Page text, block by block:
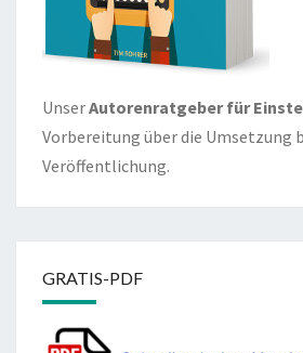
UnserAutorenratgeber für
Vorbereitung über die Umsetzung
Veröffentlichung.
GRATIS-PDF